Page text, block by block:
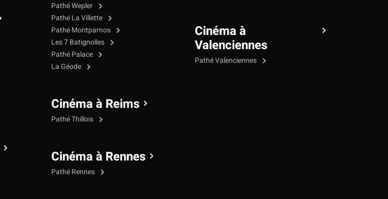
Pathé Wepler
Pathé La Villette
Pathé Montparnos
Les 7 Batignolles
Pathé Palace
La Géode
Cinéma à Reims
Pathé Thillois
Cinéma à Rennes
Pathé Rennes
Cinéma à
Valenciennes
Pathé Valenciennes